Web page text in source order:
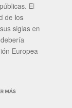
El
de los
siglas en
Europea